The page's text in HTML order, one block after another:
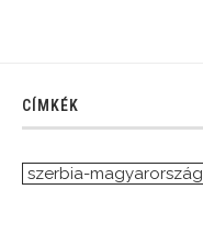
CÍMKÉK
szerbia-magyarország